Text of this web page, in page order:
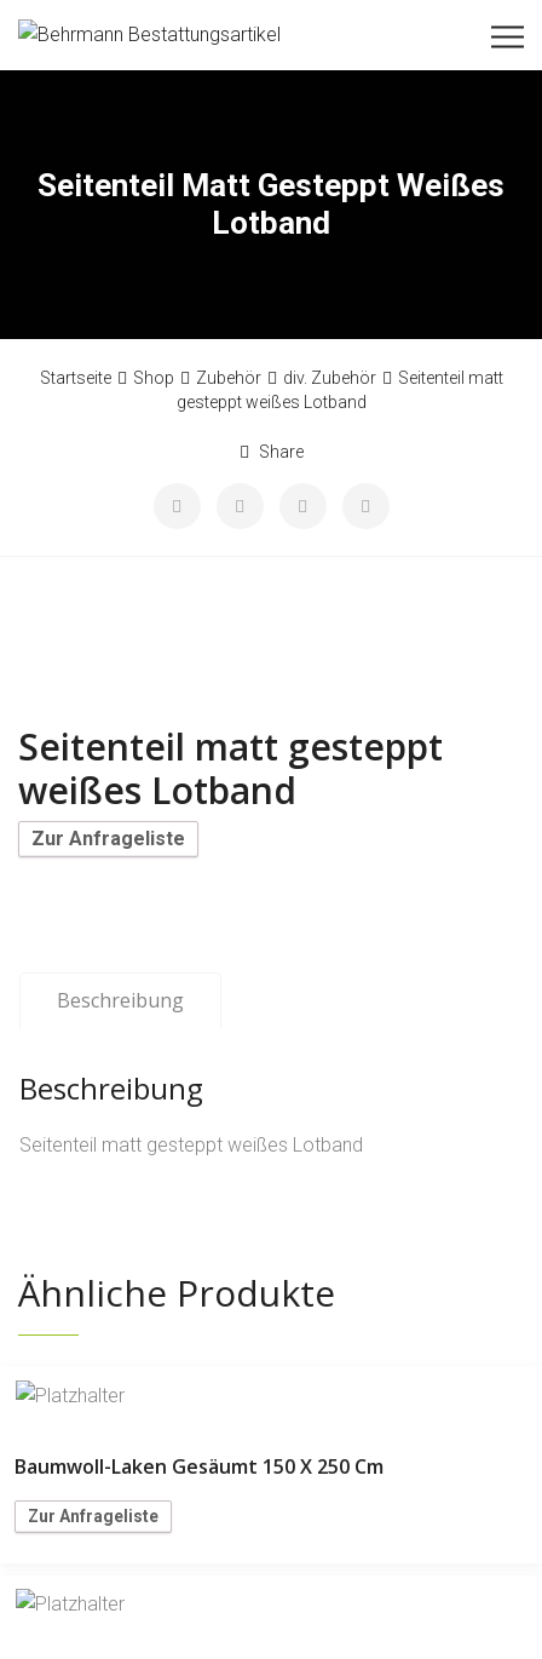
Seitenteil Matt Gesteppt Weißes
Lotband
Startseite Shop Zubehör div. Zubehör
Seitenteil matt
gesteppt weißes Lotband
Share
Seitenteil matt gesteppt
weißes Lotband
Zur Anfrageliste
Beschreibung
Beschreibung
Seitenteil matt gesteppt weißes Lotband
Ähnliche Produkte
Baumwoll-Laken Gesäumt 150 X 250 Cm
Zur Anfrageliste